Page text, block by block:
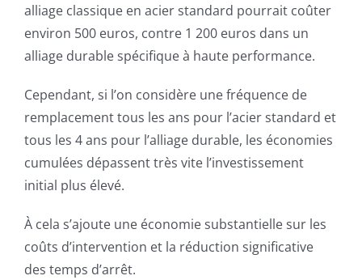
alliage classique en acier standard pourrait coûter
environ 500 euros, contre 1 200 euros dans un
alliage durable spécifique à haute performance.
Cependant, si l’on considère une fréquence de
remplacement tous les ans pour l’acier standard et
tous les 4 ans pour l’alliage durable, les économies
cumulées dépassent très vite l’investissement
initial plus élevé.
À cela s’ajoute une économie substantielle sur les
coûts d’intervention et la réduction significative
des temps d’arrêt.